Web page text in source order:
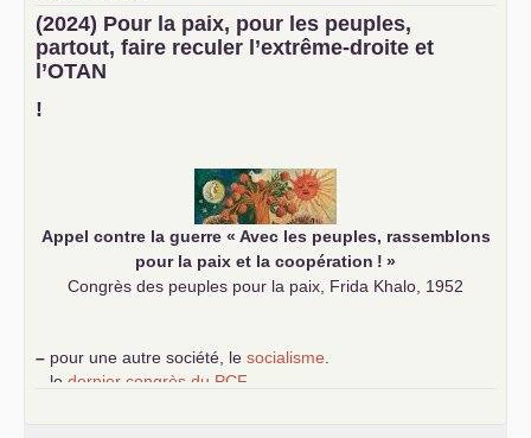
–
un texte de Jean-Claude Delaunay
le marxisme est la
science sociale de notre temps
–un appel proposé aux partis communistes et ouvrier
d’Europe
–
(2024) Pour la paix, pour les peuples,
partout, faire reculer l’extrême-droite et
l’OTAN
!
Appel contre la guerre « Avec les peuples, rassemblons
pour la paix et la coopération ! »
Congrès des peuples pour la paix, Frida Khalo, 1952
– pour une autre société, le socialisme
le dernier congrès du PCF